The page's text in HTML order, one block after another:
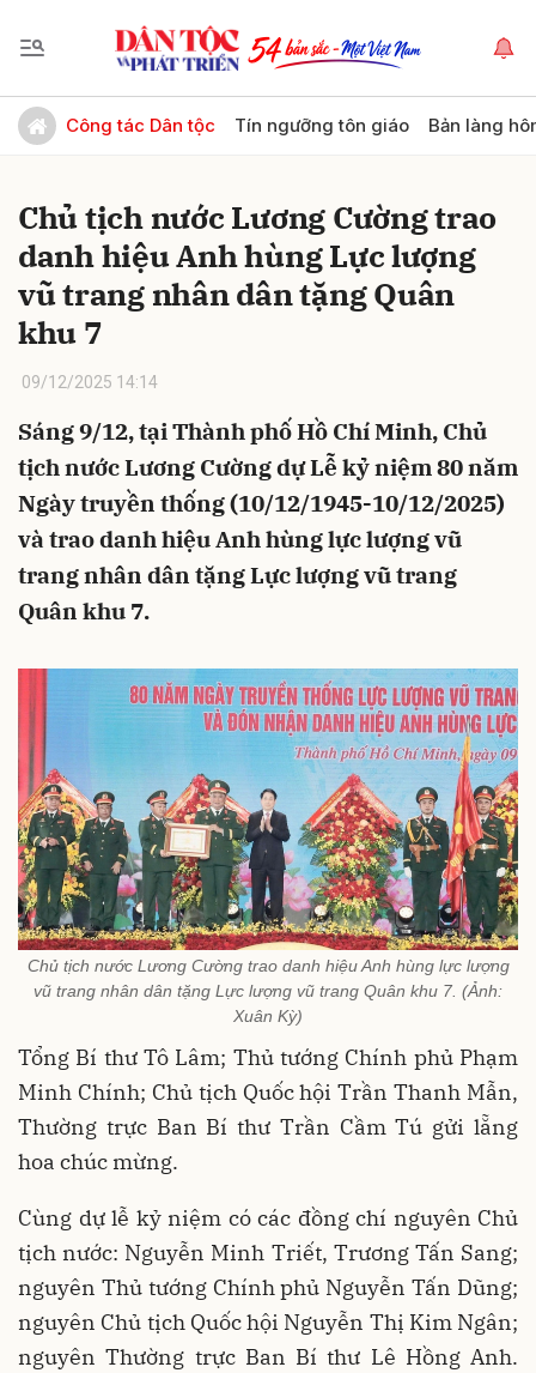
Công tác Dân tộc Tín ngưỡng tôn giáo Bản làng
Chủ tịch nước Lương Cường trao
danh hiệu Anh hùng Lực lượng
vũ trang nhân dân tặng Quân
khu 7
09/12/2025 14:14
Sáng 9/12, tại Thành phố Hồ Chí Minh, Chủ
tịch nước Lương Cường dự Lễ kỷ niệm 80 năm
Ngày truyền thống (10/12/1945-10/12/2025)
và trao danh hiệu Anh hùng lực lượng vũ
trang nhân dân tặng Lực lượng vũ trang
Quân khu 7.
Chủ tịch nước Lương Cường trao danh hiệu Anh hùng lực lượng
vũ trang nhân dân tặng Lực lượng vũ trang Quân khu 7. (Ảnh:
Xuân Kỳ)
Tổng Bí thư Tô Lâm; Thủ tướng Chính phủ Phạm
Minh Chính; Chủ tịch Quốc hội Trần Thanh Mẫn,
Thường trực Ban Bí thư Trần Cầm Tú gửi lẵng
hoa chúc mừng.
Cùng dự lễ kỷ niệm có các đồng chí nguyên Chủ
tịch nước: Nguyễn Minh Triết, Trương Tấn Sang;
nguyên Thủ tướng Chính phủ Nguyễn Tấn Dũng;
nguyên Chủ tịch Quốc hội Nguyễn Thị Kim Ngân;
nguyên Thường trực Ban Bí thư Lê Hồng Anh.
Gửi bình luận